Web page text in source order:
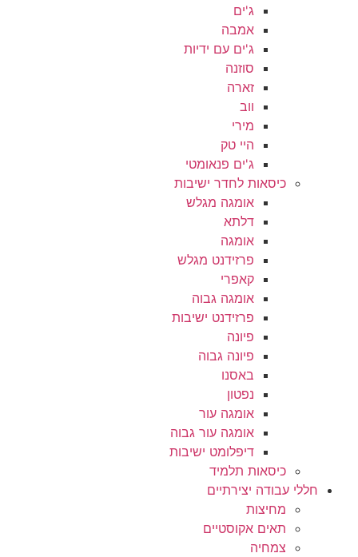
ג'ים
אמבה
ג'ים עם ידיות
סוזנה
זארה
ווב
מירי
היי טק
ג'ים פנאומטי
כיסאות לחדר ישיבות
אומגה מגלש
דלתא
אומגה
פרזידנט מגלש
קאפרי
אומגה גבוה
פרזידנט ישיבות
פיונה
פיונה גבוה
באסנו
נפטון
אומגה עור
אומגה עור גבוה
דיפלומט ישיבות
כיסאות תלמיד
חללי עבודה יצירתיים
מחיצות
תאים אקוסטיים
צמחיה